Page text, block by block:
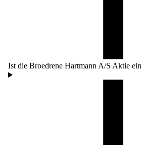
Ist die Broedrene Hartmann A/S Aktie